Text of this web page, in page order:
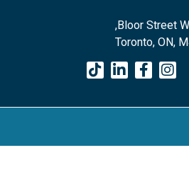
Toronto, ON,